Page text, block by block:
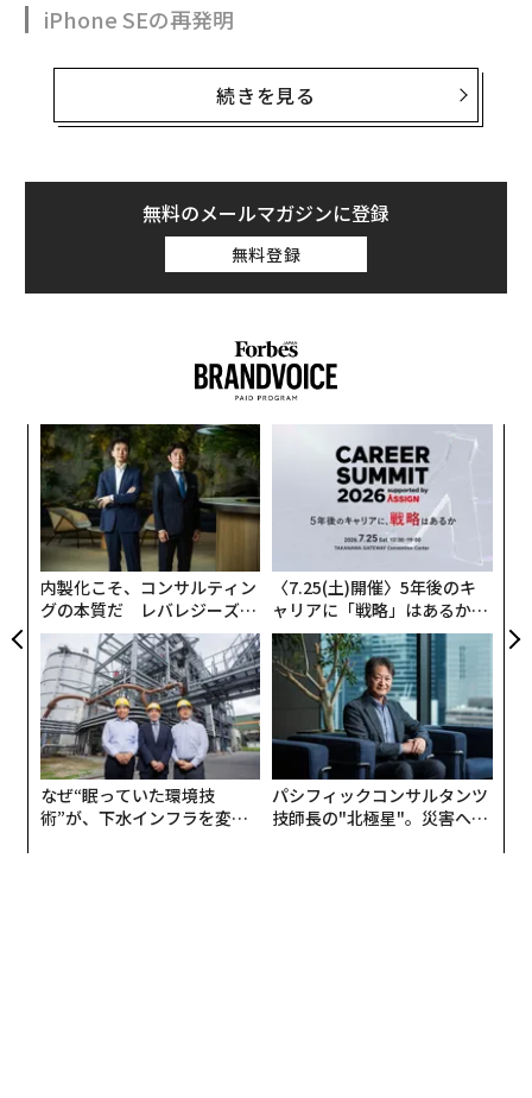
iPhone SEの再発明
次世代のiPhone SEは、2016年の初登場以来、四世代目
となる。2020年と2022年にはハードウェアの更新が行
われた。SEは事実上、アップル唯一のミッドレンジスマ
価格でアップルのエコシステムに参加できる手段だ。ア
ップルがプレミアムな端末に注力し続ける中、SEは予算
を重視する消費者にとって重要な選択肢となっている。
ナリストであるミンチー・クオからの情報だ。クオはMe
dium.comで「iPhone SE 4の量産は2024年12月に開始
され、2024年12月から2025年第1四半期にかけて約860
万台の生産が見込まれる」と述べている。
iPhone SEは、グーグルのPixel 8aやサムスンのGalaxy S
24 Fan Editionと比較されることになるだろう。これら
のモデルも同様にミッドレンジ市場を狙っており、いず
れもより高価なハイエンド端末から派生したものだ。
iPhone SEのライバル
グーグルは2024年5月にPixel 8aを発売した。Pixelシリ
ーズは現在9世代目となっており、グーグルは毎年5月に
開催する開発者向けのイベント、Google I/OでPixel 9a
を発表すると予想されている。このため、iPhone SEはP
ixel 8aに対しては優位な立場にあるが、直後に登場する
Pixel 9aとの競争が厳しいものになることが予想され
続きを見る
無料のメールマガジンに登録
無料登録
内製化こそ、コンサルティン
グの本質だ レバレジーズが
実践する、次世代ファームの
全貌
〈7.25(土)開催〉5年後のキ
ャリアに「戦略」はあるか。
トップエグゼクティブのキャ
リアに触れる1日│CAREER S
UMMIT 2026
なぜ“眠っていた環境技
術”が、下水インフラを変え
パシフィックコンサルタンツ
技師長の"北極星"。災害への